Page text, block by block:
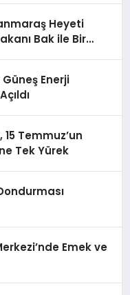
Heyeti
Bak ile Bir
Enerji
Temmuz’un
Tek Yürek
Emek ve